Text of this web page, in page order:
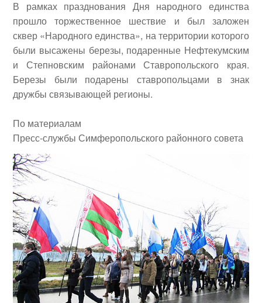
В рамках празднования Дня народного единства
прошло торжественное шествие и был заложен
сквер «Народного единства», на территории которого
были высажены березы, подаренные Нефтекумским
и Степновским районами Ставропольского края.
Березы были подарены ставропольцами в знак
дружбы связывающей регионы.
По материалам
Пресс-службы Симферопольского районного совета